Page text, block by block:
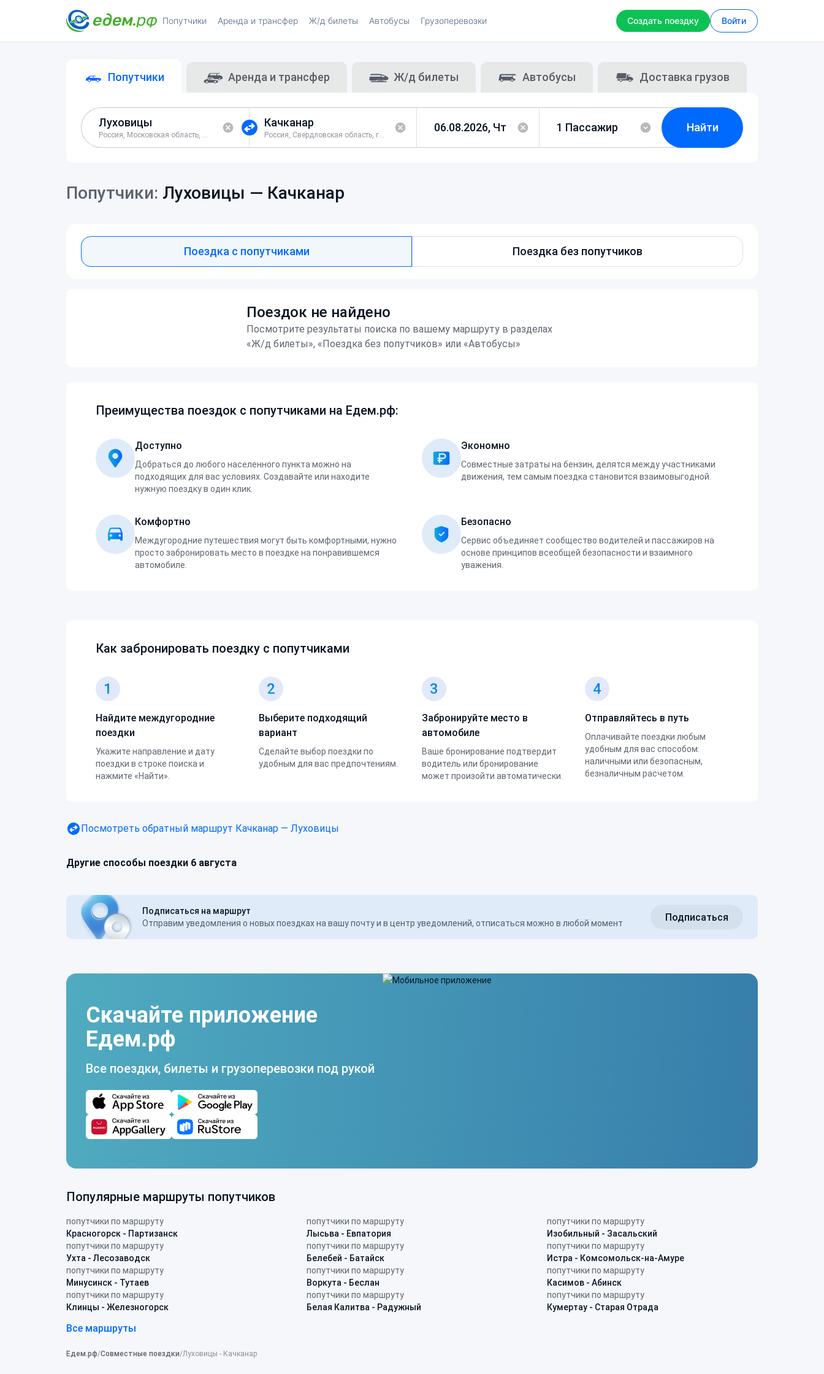
Попутчики Аренда и трансфер Ж/д билеты Автобусы Грузоперевозки Создать поездку Войти
Попутчики Аренда и трансфер Ж/д билеты Автобусы Доставка грузов
Россия, Московская область, Луховицкий район Россия, Свердловская область, город Качканар
Найти
Попутчики: Луховицы — Качканар
Поездка с попутчиками Поездка без попутчиков
Поездок не найдено
Посмотрите результаты поиска по вашему маршруту в разделах
«Ж/д билеты», «Поездка без попутчиков» или «Автобусы»
Преимущества поездок с попутчиками на Едем.рф:
Доступно
Добраться до любого населенного пункта можно на
подходящих для вас условиях. Создавайте или находите
нужную поездку в один клик.
Экономно
Совместные затраты на бензин, делятся между участниками
движения, тем самым поездка становится взаимовыгодной.
Комфортно
Междугородние путешествия могут быть комфортными, нужно
просто забронировать место в поездке на понравившемся
автомобиле.
Безопасно
Сервис объединяет сообщество водителей и пассажиров на
основе принципов всеобщей безопасности и взаимного
уважения.
Как забронировать поездку с попутчиками
1
Найдите междугородние
поездки
Укажите направление и дату
поездки в строке поиска и
нажмите «Найти».
2
Выберите подходящий
вариант
Сделайте выбор поездки по
удобным для вас предпочтениям.
3
Забронируйте место в
автомобиле
Ваше бронирование подтвердит
водитель или бронирование
может произойти автоматически.
4
Отправляйтесь в путь
Оплачивайте поездки любым
удобным для вас способом:
наличными или безопасным,
безналичным расчетом.
Посмотреть обратный маршрут Качканар — Луховицы
Другие способы поездки 6 августа
Подписаться на маршрут
Отправим уведомления о новых поездках на вашу почту и в центр уведомлений, отписаться можно в любой момент
Подписаться
Скачайте приложение
Едем.рф
Все поездки, билеты и грузоперевозки под рукой
Популярные маршруты попутчиков
попутчики по маршруту
Красногорск - Партизанск
попутчики по маршруту
Ухта - Лесозаводск
попутчики по маршруту
Минусинск - Тутаев
попутчики по маршруту
Клинцы - Железногорск
попутчики по маршруту
Лысьва - Евпатория
попутчики по маршруту
Белебей - Батайск
попутчики по маршруту
Воркута - Беслан
попутчики по маршруту
Белая Калитва - Радужный
попутчики по маршруту
Изобильный - Засальский
попутчики по маршруту
Истра - Комсомольск-на-Амуре
попутчики по маршруту
Касимов - Абинск
попутчики по маршруту
Кумертау - Старая Отрада
Все маршруты
Едем.рф Совместные поездки Луховицы - Качканар